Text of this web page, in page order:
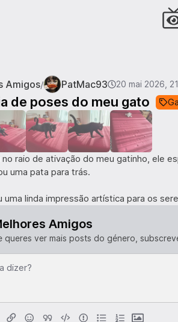
Amigos/ PatMac93 20 mai 2026,
de poses do meu gato
raio de ativação do meu gatinho, ele
uma pata para trás.
uma linda impressão artística para os
Amigos
queres ver mais posts do género,
dizer?